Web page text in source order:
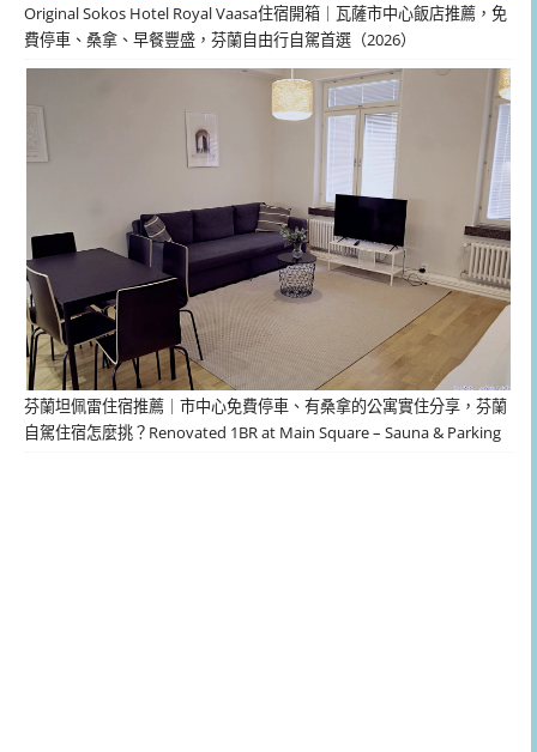
Original Sokos Hotel Royal Vaasa住宿開箱｜瓦薩市中心飯店推薦，免
費停車、桑拿、早餐豐盛，芬蘭自由行自駕首選（2026）
芬蘭坦佩雷住宿推薦｜市中心免費停車、有桑拿的公寓實住分享，芬蘭
自駕住宿怎麼挑？Renovated 1BR at Main Square – Sauna & Parking